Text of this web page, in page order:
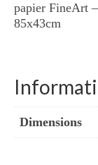
papier FineArt
85x43cm
Dimensions